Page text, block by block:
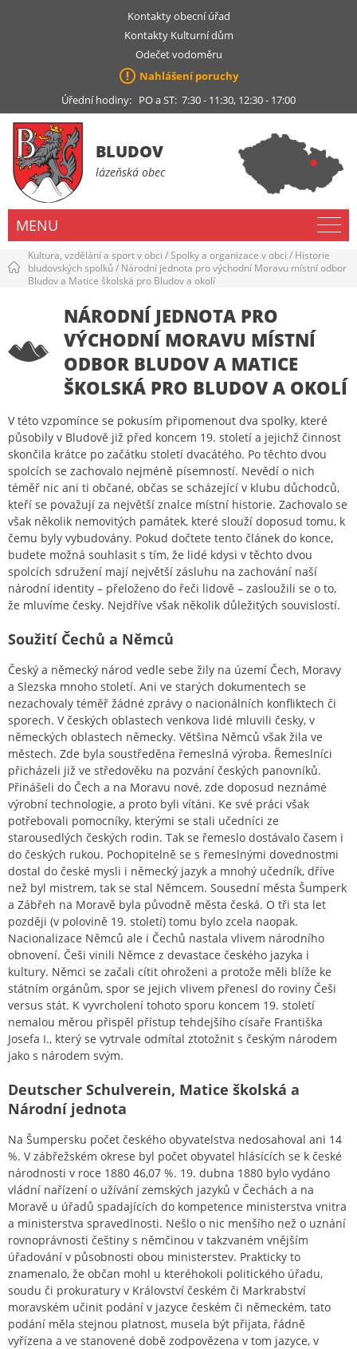
Kontakty obecní úřad
Kontakty Kulturní dům
Odečet vodoměru
Nahlášení poruchy
Úřední hodiny: PO a ST: 7:30 - 11:30, 12:30 - 17:00
BLUDOV
lázeňská obec
MENU
Kultura, vzdělání a sport v obci /Spolky a organizace v obci / Historie
bludovských spolků/ Národní jednota pro východní Moravu místní odbor
Bludov a Matice školská pro Bludov a okolí
NÁRODNÍ JEDNOTA PRO
VÝCHODNÍ MORAVU MÍSTNÍ
ODBOR BLUDOV A MATICE
ŠKOLSKÁ PRO BLUDOV A OKOLÍ
V této vzpomínce se pokusím připomenout dva spolky, které
působily v Bludově již před koncem 19. století a jejichž činnost
skončila krátce po začátku století dvacátého. Po těchto dvou
spolcích se zachovalo nejméně písemností. Nevědí o nich
téměř nic ani ti občané, občas se scházející v klubu důchodců,
kteří se považují za největší znalce místní historie. Zachovalo se
však několik nemovitých památek, které slouží doposud tomu, k
čemu byly vybudovány. Pokud dočtete tento článek do konce,
budete možná souhlasit s tím, že lidé kdysi v těchto dvou
spolcích sdružení mají největší zásluhu na zachování naší
národní identity – přeloženo do řeči lidově – zasloužili se o to,
že mluvíme česky. Nejdříve však několik důležitých souvislostí.
Soužití Čechů a Němců
Český a německý národ vedle sebe žily na území Čech, Moravy
a Slezska mnoho století. Ani ve starých dokumentech se
nezachovaly téměř žádné zprávy o nacionálních konfliktech či
sporech. V českých oblastech venkova lidé mluvili česky, v
německých oblastech německy. Většina Němců však žila ve
městech. Zde byla soustředěna řemeslná výroba. Řemeslníci
přicházeli již ve středověku na pozvání českých panovníků.
Přinášeli do Čech a na Moravu nové, zde doposud neznámé
výrobní technologie, a proto byli vítáni. Ke své práci však
potřebovali pomocníky, kterými se stali učedníci ze
starousedlých českých rodin. Tak se řemeslo dostávalo časem i
do českých rukou. Pochopitelně se s řemeslnými dovednostmi
dostal do české mysli i německý jazyk a mnohý učedník, dříve
než byl mistrem, tak se stal Němcem. Sousední města Šumperk
a Zábřeh na Moravě byla původně města česká. O tři sta let
později (v polovině 19. století) tomu bylo zcela naopak.
Nacionalizace Němců ale i Čechů nastala vlivem národního
obnovení. Češi vinili Němce z devastace českého jazyka i
kultury. Němci se začali cítit ohroženi a protože měli blíže ke
státním orgánům, spor se jejich vlivem přenesl do roviny Češi
versus stát. K vyvrcholení tohoto sporu koncem 19. století
nemalou měrou přispěl přístup tehdejšího císaře Františka
Josefa I., který se vytrvale odmítal ztotožnit s českým národem
jako s národem svým.
Deutscher Schulverein, Matice školská a
Národní jednota
Na Šumpersku počet českého obyvatelstva nedosahoval ani 14
%. V zábřežském okrese byl počet obyvatel hlásících se k české
národnosti v roce 1880 46,07 %. 19. dubna 1880 bylo vydáno
vládní nařízení o užívání zemských jazyků v Čechách a na
Moravě u úřadů spadajících do kompetence ministerstva vnitra
a ministerstva spravedlnosti. Nešlo o nic menšího než o uznání
rovnoprávnosti češtiny s němčinou v takzvaném vnějším
úřadování v působnosti obou ministerstev. Prakticky to
znamenalo, že občan mohl u kteréhokoli politického úřadu,
soudu či prokuratury v Království českém či Markrabství
moravském učinit podání v jazyce českém či německém, tato
podání měla stejnou platnost, musela být přijata, řádně
vyřízena a ve stanovené době zodpovězena v tom jazyce, v